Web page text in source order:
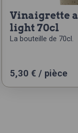
vinaigrette aux herbes
light 70cl
La bouteille de 70cl.
5,30 €/ pièce